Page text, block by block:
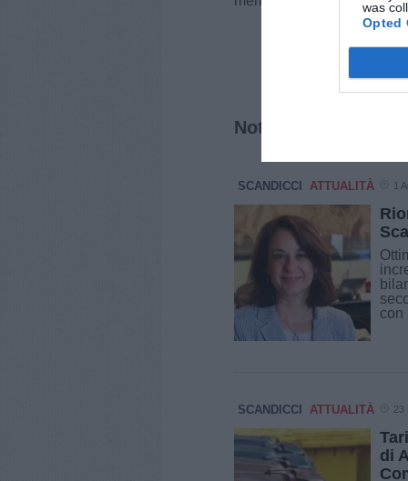
was
Opted
Notizie correlate
SCANDICCI ATTUALITÀ 1
con
SCANDICCI ATTUALITÀ 23
di